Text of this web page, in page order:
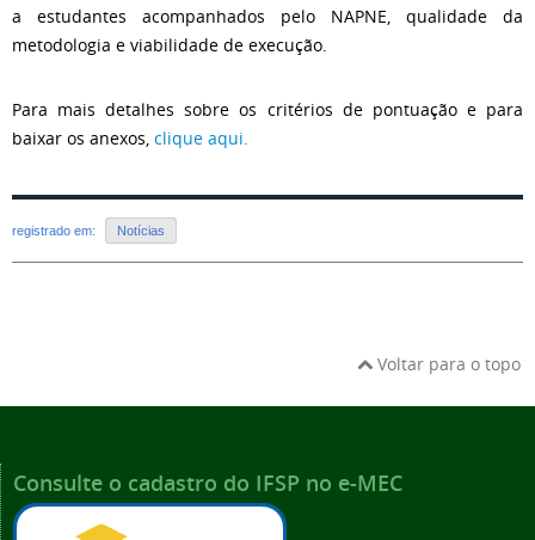
a estudantes acompanhados pelo NAPNE, qualidade da
metodologia e viabilidade de execução.
Para mais detalhes sobre os critérios de pontuação e para
baixar os anexos, clique aqui.
registrado em: Notícias
Voltar para o topo
Consulte o cadastro do IFSP no e-MEC